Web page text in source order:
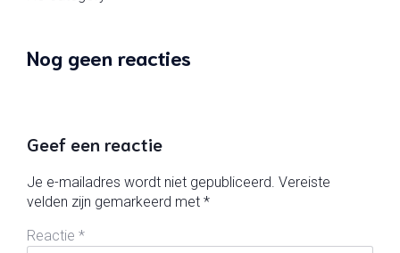
Nog geen reacties
Geef een reactie
Je e-mailadres wordt niet gepubliceerd. Vereiste
velden zijn gemarkeerd met *
Reactie *